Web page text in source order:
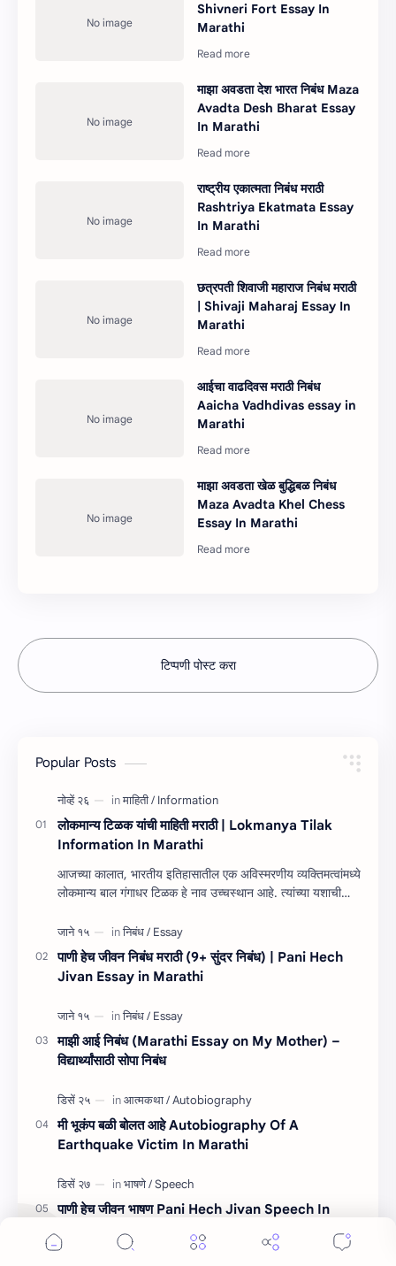
Shivneri Fort Essay In
Marathi
माझा अवडता देश भारत निबंध Maza
Avadta Desh Bharat Essay
In Marathi
राष्ट्रीय एकात्मता निबंध मराठी
Rashtriya Ekatmata Essay
In Marathi
छत्रपती शिवाजी महाराज निबंध मराठी
| Shivaji Maharaj Essay In
Marathi
आईचा वाढदिवस मराठी निबंध
Aaicha Vadhdivas essay in
Marathi
माझा अवडता खेळ बुद्धिबळ निबंध
Maza Avadta Khel Chess
Essay In Marathi
टिप्पणी पोस्ट करा
Popular Posts
लोकमान्य टिळक यांची माहिती मराठी | Lokmanya Tilak
Information In Marathi
आजच्या कालात, भारतीय इतिहासातील एक अविस्मरणीय व्यक्तिमत्वांमध्ये
लोकमान्य बाल गंगाधर टिळक हे नाव उच्चस्थान आहे. त्यांच्या यशाची
पाणी हेच जीवन निबंध मराठी (9+ सुंदर निबंध) | Pani Hech
Jivan Essay in Marathi
माझी आई निबंध (Marathi Essay on My Mother) –
विद्यार्थ्यांसाठी सोपा निबंध
मी भूकंप बळी बोलत आहे Autobiography Of A
Earthquake Victim In Marathi
पाणी हेच जीवन भाषण Pani Hech Jivan Speech In
Cookie Consent